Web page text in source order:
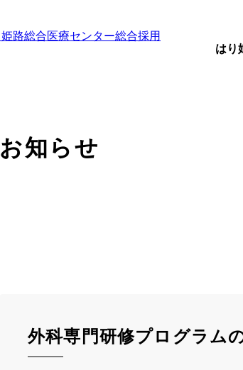
はり
トップページ
姫路ってこんな街
お知らせ
外科専門研修プログラム